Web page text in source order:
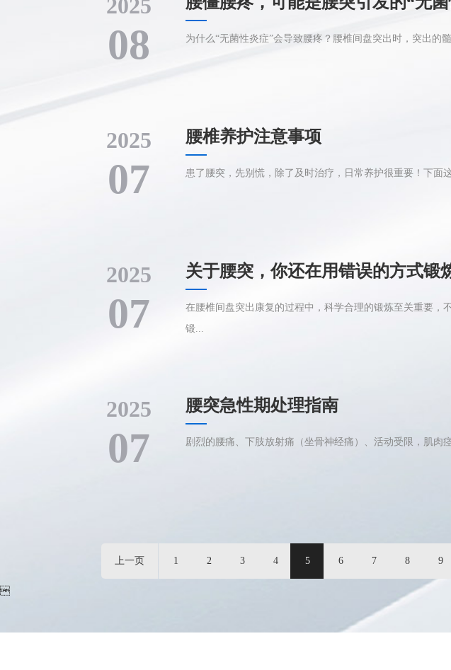
2025
08 为什么“无菌性炎症”会导致腰疼？腰椎间盘突出时，突出的
2025
07
腰椎养护注意事项
患了腰突，先别慌，除了及时治疗，日常养护很重要！下面
2025
07
关于腰突，你还在用错误的方式锻
在腰椎间盘突出康复的过程中，科学合理的锻炼至关重要，
锻...
2025
07
腰突急性期处理指南
剧烈的腰痛、下肢放射痛（坐骨神经痛）、活动受限，肌肉
上一页 1 2 3 4 5 6 7 8 9
